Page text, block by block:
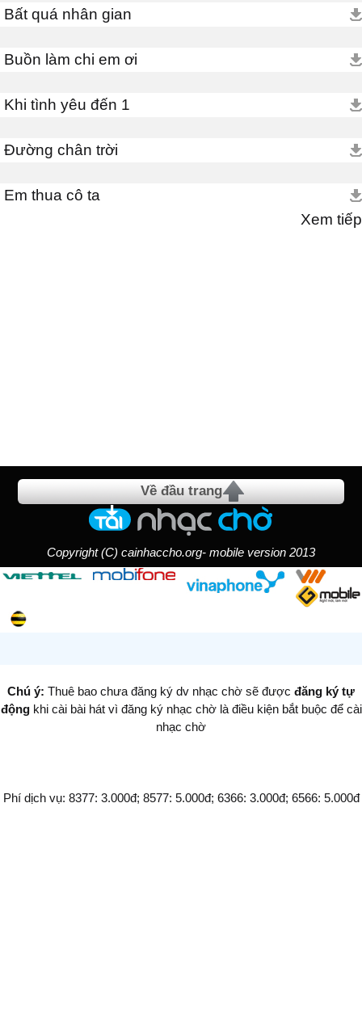
Bất quá nhân gian
Buồn làm chi em ơi
Khi tình yêu đến 1
Đường chân trời
Em thua cô ta
Xem tiếp
Về đầu trang
Copyright (C) cainhaccho.org- mobile version 2013
Chú ý: Thuê bao chưa đăng ký dv nhạc chờ sẽ được đăng ký tự
độngkhi cài bài hát vì đăng ký nhạc chờ là điều kiện bắt buộc để cài
nhạc chờ
Phí dịch vụ: 8377: 3.000đ; 8577: 5.000đ; 6366: 3.000đ; 6566: 5.000đ